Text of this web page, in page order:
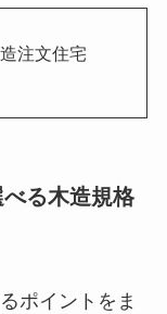
注文住宅
る木造規格
ポイントをま